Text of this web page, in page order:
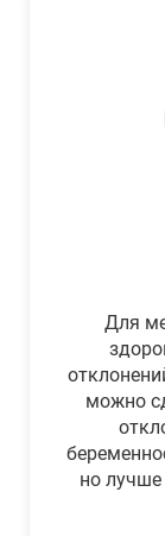
Для
можно
но лучше